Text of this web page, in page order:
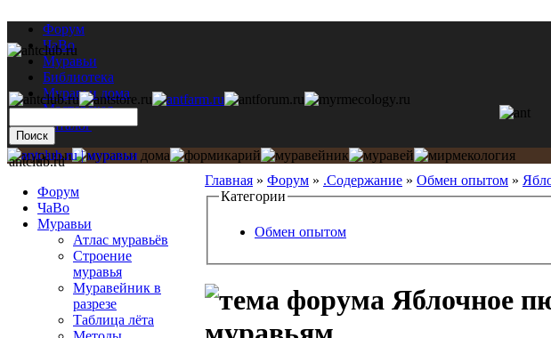
Форум
ЧаВо
Муравьи
Библиотека
Муравьи дома
Мастерская
Каталог
Главная » Форум » .Содержание » Обмен опытом »
Категории
Обмен опытом
Яблочное
antclub.ru
Форум
ЧаВо
Муравьи
Атлас муравьёв
Строение
муравья
Муравейник в
разрезе
Таблица лёта